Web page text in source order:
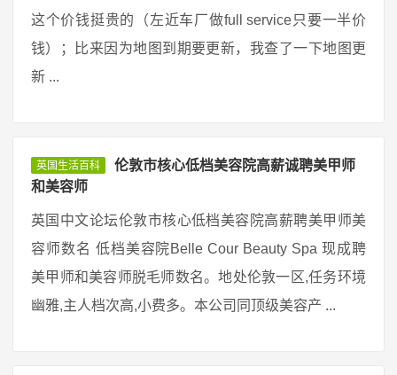
这个价钱挺贵的（左近车厂做full service只要一半价
钱）；比来因为地图到期要更新，我查了一下地图更
新 ...
英国生活百科
伦敦市核心低档美容院高薪诚聘美甲师
和美容师
英国中文论坛伦敦市核心低档美容院高薪聘美甲师美
容师数名 低档美容院Belle Cour Beauty Spa 现成聘
美甲师和美容师脱毛师数名。地处伦敦一区,任务环境
幽雅,主人档次高,小费多。本公司同顶级美容产 ...